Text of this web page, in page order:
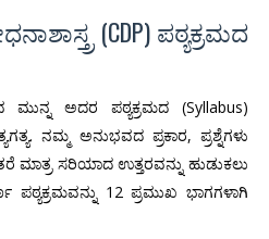
(CDP) ಪಠ್ಯಕ್ರಮದ
ಮುನ್ನ ಅದರ ಪಠ್ಯಕ್ರಮದ (Syllabus)
ನಮ್ಮ ಅನುಭವದ ಪ್ರಕಾರ, ಪ್ರಶ್ನೆಗಳು
ಮಾತ್ರ ಸರಿಯಾದ ಉತ್ತರವನ್ನು ಹುಡುಕಲು
ಪಠ್ಯಕ್ರಮವನ್ನು 12 ಪ್ರಮುಖ ಭಾಗಗಳಾಗಿ